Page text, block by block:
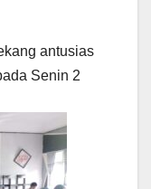
antusias
Senin 2